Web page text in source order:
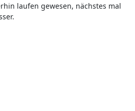
laufen gewesen, nächstes mal